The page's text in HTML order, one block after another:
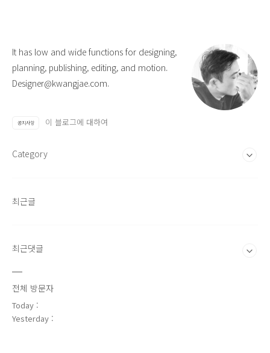
It has low and wide functions for designing,
planning, publishing, editing, and motion.
Designer@kwangjae.com.
공지사항 이 블로그에 대하여
Category
최근글
최근댓글
전체 방문자
Today :
Yesterday :